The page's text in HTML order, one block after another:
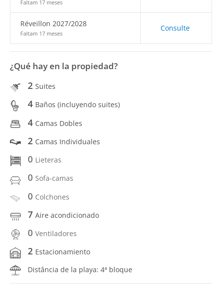
Faltam 17 meses
Réveillon 2027/2028
Faltam 17 meses
Consulte
¿Qué hay en la propiedad?
2 Suites
4 Baños (incluyendo suites)
4 Camas Dobles
2 Camas Individuales
0 Lieteras
0 Sofa-camas
0 Colchones
7 Aire acondicionado
0 Ventiladores
2 Estacionamiento
Distância de la playa: 4ª bloque